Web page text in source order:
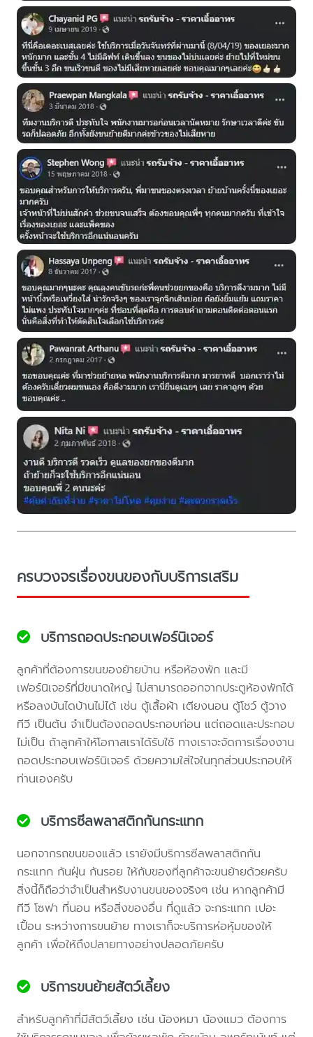
ครบวงจรเรื่องขนของกับบริการเสริม
บริการถอดประกอบเฟอร์นิเจอร์
ลูกค้าที่ต้องการขนของย้ายบ้าน หรือห้องพัก และมี
เฟอร์นิเจอร์ที่มีขนาดใหญ่ ไม่สามารถออกจากประตูห้องพักได้
หรือลงบันไดบ้านไม่ได้ เช่น ตู้เสื้อผ้า เตียงนอน ตู้โชว์ ตู้วาง
ทีวี เป็นต้น จำเป็นต้องถอดประกอบก่อน แต่ถอดและประกอบ
ไม่เป็น ถ้าลูกค้าให้โอกาสเราได้รับใช้ ทางเราจะจัดการเรื่องงาน
ถอดประกอบเฟอร์นิเจอร์ ด้วยความใส่ใจในทุกส่วนประกอบให้
ท่านเองครับ
บริการซีลพลาสติกกันกระแทก
นอกจากรถขนของแล้ว เรายังมีบริการซีลพลาสติกกัน
กระแทก กันฝุ่น กันรอย ให้กับของที่ลูกค้าจะขนย้ายด้วยครับ
สิ่งนี้ก็ถือว่าจำเป็นสำหรับงานขนของจริงๆ เช่น หากลูกค้ามี
ทีวี โซฟา ที่นอน หรือสิ่งของอื่น ที่ดูแล้ว จะกระแทก เปอะ
เปื้อน ระหว่างการขนย้าย ทางเราก็จะบริการห่อหุ้มของให้
ลูกค้า เพื่อให้ถึงปลายทางอย่างปลอดภัยครับ
บริการขนย้ายสัตว์เลี้ยง
สำหรับลูกค้าที่มีสัตว์เลี้ยง เช่น น้องหมา น้องแมว ต้องการ